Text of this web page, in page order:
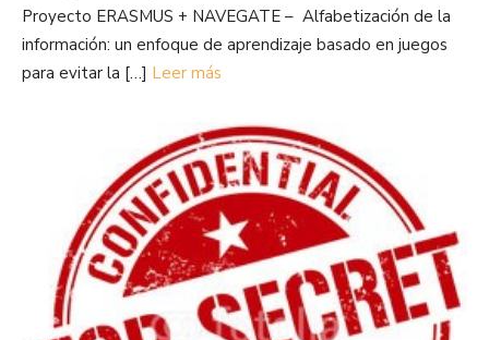
Proyecto ERASMUS + NAVEGATE – Alfabetización de la
información: un enfoque de aprendizaje basado en juegos
para evitar la […] Leer más